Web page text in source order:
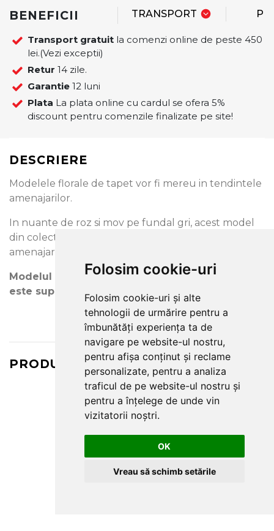
Folosim cookie-uri
Folosim cookie-uri și alte
tehnologii de urmărire pentru a
îmbunătăți experiența ta de
navigare pe website-ul nostru,
pentru afișa conținut și reclame
personalizate, pentru a analiza
traficul de pe website-ul nostru și
pentru a înțelege de unde vin
vizitatorii noștri.
OK
Vreau să schimb setările
BENEFICII TRANSPORT
Transport gratuit la comenzi online de peste 450
lei.(Vezi exceptii)
Retur 14 zile.
Garantie 12 luni
Plata La plata online cu cardul se ofera 5%
discount pentru comenzile finalizate pe site!
DESCRIERE
Modelele florale de tapet vor fi mereu in tendintele
amenajarilor.
In nuante de roz si mov pe fundal gri, acest model
din colectia Maximum XVI este potrivit atat pentru o
amenajare clasica, cat si una moderna.
Modelul are dimensiunea de 10.00 m x 1.06 m,
este superlavabil si usor de curatat.
PRODUSE ASORTATE